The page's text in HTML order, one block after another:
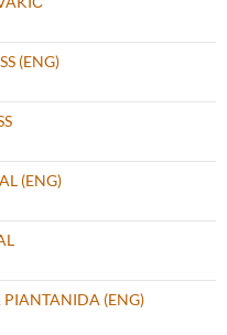
(ENG)
(ENG)
PIANTANIDA (ENG)